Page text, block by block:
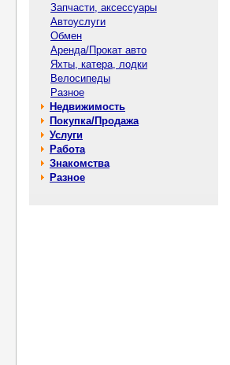
Запчасти, аксессуары
Автоуслуги
Обмен
Аренда/Прокат авто
Яхты, катера, лодки
Велосипеды
Разное
Недвижимость
Покупка/Продажа
Услуги
Работа
Знакомства
Разное